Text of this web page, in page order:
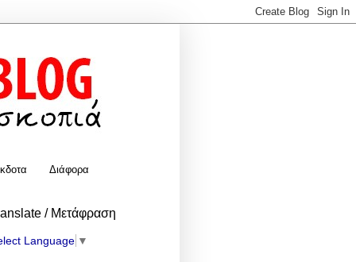
Διάφορα
/ Μετάφραση
Language ▼